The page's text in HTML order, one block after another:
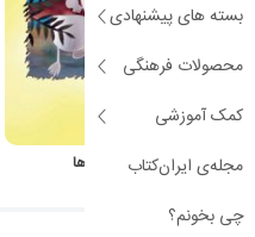
بسته های پیشنهادی
محصولات فرهنگی
کمک آموزشی
مجله‌ی ایران‌کتاب
چی بخونم؟
خل بازی تابستانی مومین ها